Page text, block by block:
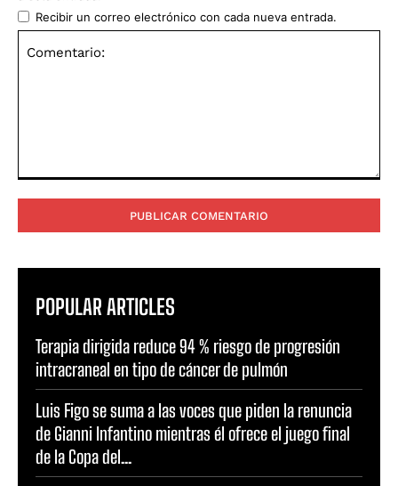
Recibir un correo electrónico con cada nueva entrada.
POPULAR ARTICLES
Terapia dirigida reduce 94 % riesgo de progresión
intracraneal en tipo de cáncer de pulmón
Luis Figo se suma a las voces que piden la renuncia
de Gianni Infantino mientras él ofrece el juego final
de la Copa del...